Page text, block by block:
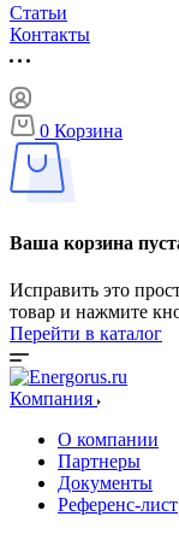
Статьи
Контакты
0 Корзина
Ваша корзина
Исправить это
товар и нажмите
Перейти в каталог
Компания
О компании
Партнеры
Документы
Референс-лист